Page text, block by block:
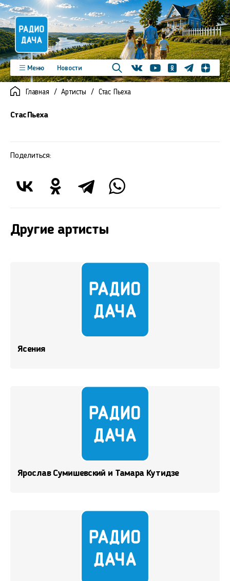
Меню
Новости
Программы
Подкасты
Новинки
Фото
Видео
ВконтактеYoutubeОдноклассники
ТелеграмЯндекс
Главная Артисты Стас Пьеха
Стас Пьеха
Поделиться:
Другие артисты
Ясения
Ярослав Сумишевский и Тамара Кутидзе